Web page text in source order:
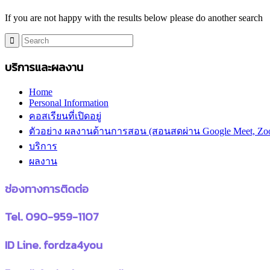
If you are not happy with the results below please do another search
บริการและผลงาน
Home
Personal Information
คอสเรียนที่เปิดอยู่
ตัวอย่าง ผลงานด้านการสอน (สอนสดผ่าน Google Meet,
บริการ
ผลงาน
ช่องทางการติดต่อ
Tel. 090-959-1107
ID Line. fordza4you